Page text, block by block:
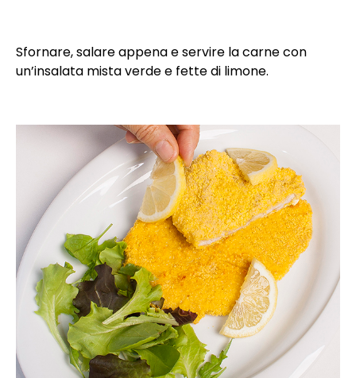
Sfornare, salare appena e servire la carne con
un’insalata mista verde e fette di limone.